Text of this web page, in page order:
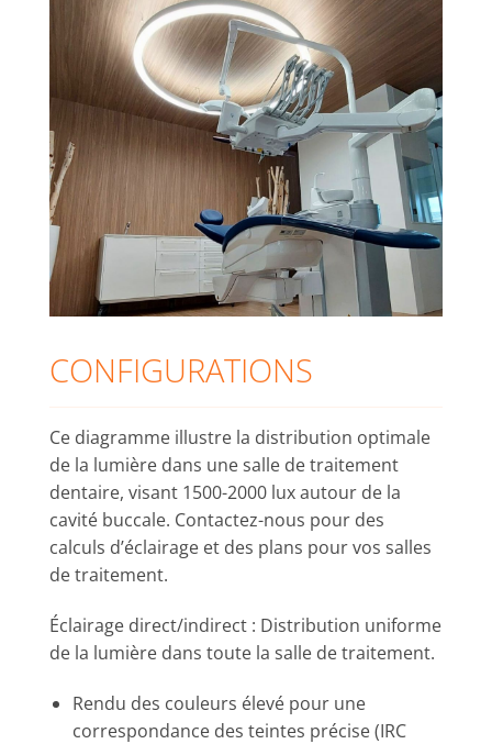
CONFIGURATIONS
Ce diagramme illustre la distribution optimale
de la lumière dans une salle de traitement
dentaire, visant 1500-2000 lux autour de la
cavité buccale. Contactez-nous pour des
calculs d’éclairage et des plans pour vos salles
de traitement.
Éclairage direct/indirect : Distribution uniforme
de la lumière dans toute la salle de traitement.
Rendu des couleurs élevé pour une
correspondance des teintes précise (IRC